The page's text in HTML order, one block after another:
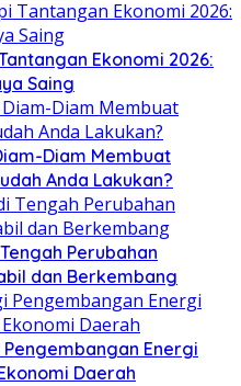
Ekonomi 2026:
Saing
Diam Membuat
Anda Lakukan?
Perubahan
dan Berkembang
Energi
Daerah